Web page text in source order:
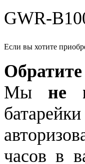
GWR-
Если вы хотите
Мы не
часов в